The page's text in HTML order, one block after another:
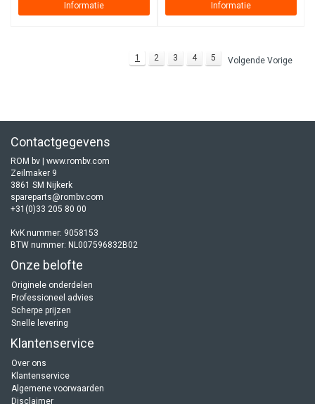
Informatie
olieafscheider)
Informatie
1 2 3 4 5 Volgende Vorige
Contactgegevens
ROM bv | www.rombv.com
Zeilmaker 9
3861 SM Nijkerk
spareparts@rombv.com
+31(0)33 205 80 00
KvK nummer: 9058153
BTW nummer: NL007596832B02
Onze belofte
Originele onderdelen
Professioneel advies
Scherpe prijzen
Snelle levering
Klantenservice
Over ons
Klantenservice
Algemene voorwaarden
Disclaimer